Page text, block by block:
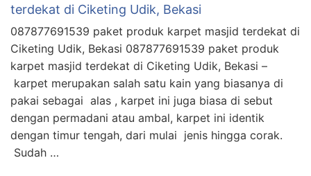
terdekat di Ciketing Udik, Bekasi
087877691539 paket produk karpet masjid terdekat di
Ciketing Udik, Bekasi 087877691539 paket produk
karpet masjid terdekat di Ciketing Udik, Bekasi –
karpet merupakan salah satu kain yang biasanya di
pakai sebagai alas , karpet ini juga biasa di sebut
dengan permadani atau ambal, karpet ini identik
dengan timur tengah, dari mulai jenis hingga corak.
Sudah …